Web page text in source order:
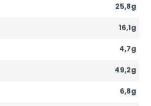
25,8g
16,1g
4,7g
49,2g
6,8g